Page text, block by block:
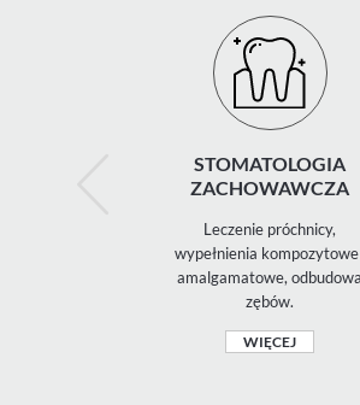
STOMATOLOGIA
ZACHOWAWCZA
Leczenie próchnicy,
wypełnienia
amalgamatowe, odbudowa
zębów.
WIĘCEJ